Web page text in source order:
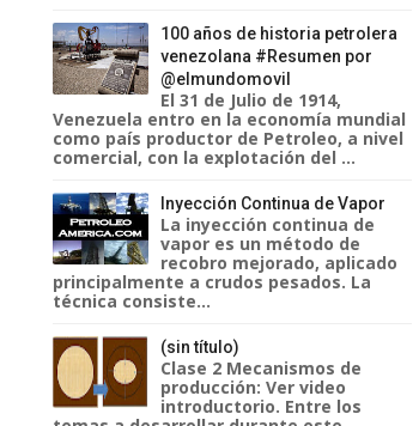
100 años de historia petrolera
venezolana #Resumen por
@elmundomovil
El 31 de Julio de 1914,
Venezuela entro en la economía mundial
como país productor de Petroleo, a nivel
comercial, con la explotación del ...
Inyección Continua de Vapor
La inyección continua de
vapor es un método de
recobro mejorado, aplicado
principalmente a crudos pesados. La
técnica consiste...
(sin título)
Clase 2 Mecanismos de
producción: Ver video
introductorio. Entre los